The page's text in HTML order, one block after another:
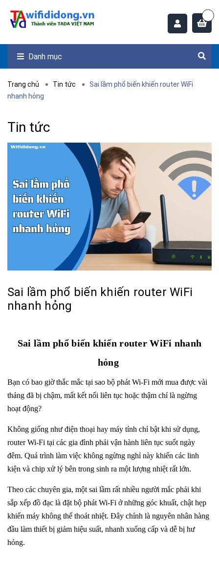
Danh mục
Trang chủ Tin tức
Sai lầm phổ biến khiến router WiFi
nhanh hỏng
Tin tức
Sai lầm phổ biến khiến router WiFi
nhanh hỏng
Sai lầm phổ biến khiến router WiFi nhanh
hỏng
Bạn có bao giờ thắc mắc tại sao bộ phát Wi-Fi mới mua được vài
tháng đã bị chậm, mất kết nối liên tục hoặc thậm chí là ngừng
hoạt động?
Không giống như điện thoại hay máy tính chỉ bật khi sử dụng,
router Wi-Fi tại các gia đình phải vận hành liên tục suốt ngày
đêm. Quá trình làm việc không ngừng nghỉ này khiến các linh
kiện và chip xử lý bên trong sinh ra một lượng nhiệt rất lớn.
Theo các chuyên gia, một sai lầm rất nhiều người mắc phải khi
sắp xếp đồ đạc là đặt bộ phát Wi-Fi ở những góc khuất, chật hẹp
khiến máy không thể thoát nhiệt. Đây chính là nguyên nhân hàng
đầu làm thiết bị giảm hiệu suất, nhanh xuống cấp và dễ bị hư
hỏng.